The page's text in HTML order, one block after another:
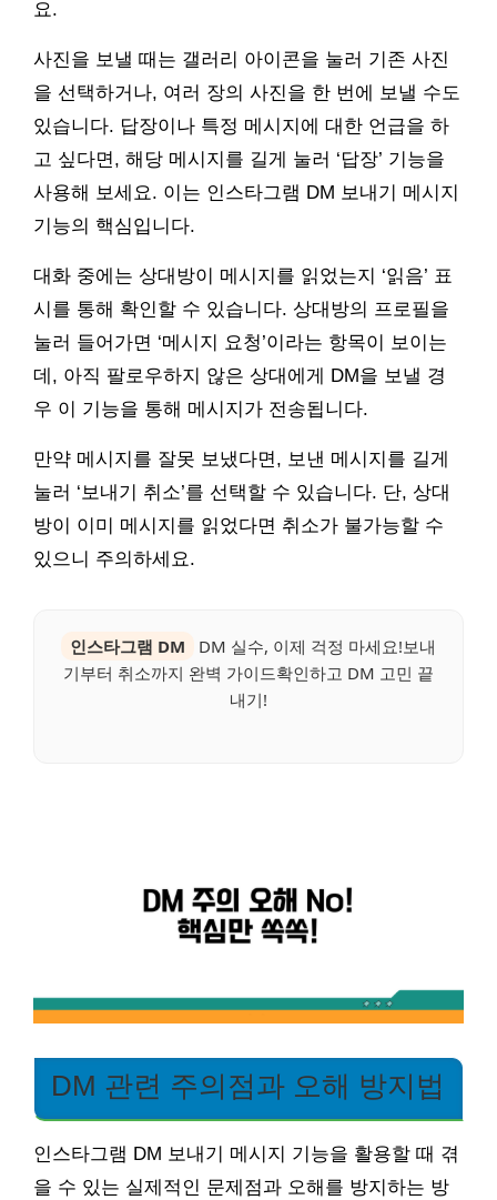
요.
사진을 보낼 때는 갤러리 아이콘을 눌러 기존 사진
을 선택하거나, 여러 장의 사진을 한 번에 보낼 수도
있습니다. 답장이나 특정 메시지에 대한 언급을 하
고 싶다면, 해당 메시지를 길게 눌러 ‘답장’ 기능을
사용해 보세요. 이는 인스타그램 DM 보내기 메시지
기능의 핵심입니다.
대화 중에는 상대방이 메시지를 읽었는지 ‘읽음’ 표
시를 통해 확인할 수 있습니다. 상대방의 프로필을
눌러 들어가면 ‘메시지 요청’이라는 항목이 보이는
데, 아직 팔로우하지 않은 상대에게 DM을 보낼 경
우 이 기능을 통해 메시지가 전송됩니다.
만약 메시지를 잘못 보냈다면, 보낸 메시지를 길게
눌러 ‘보내기 취소’를 선택할 수 있습니다. 단, 상대
방이 이미 메시지를 읽었다면 취소가 불가능할 수
있으니 주의하세요.
인스타그램 DM
DM 실수, 이제 걱정 마세요!보내
기부터 취소까지 완벽 가이드확인하고 DM 고민 끝
내기!
DM 관련 주의점과 오해 방지법
인스타그램 DM 보내기 메시지 기능을 활용할 때 겪
을 수 있는 실제적인 문제점과 오해를 방지하는 방